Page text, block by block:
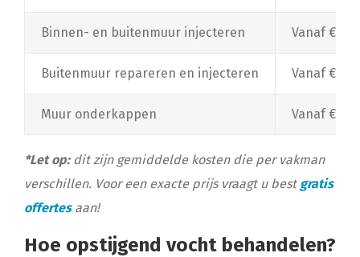
Binnen- en buitenmuur injecteren Vanaf
Buitenmuur repareren en injecteren Vanaf
Muur onderkappen Vanaf
*Let op:dit zijn gemiddelde kosten die per vakman
verschillen. Voor een exacte prijs vraagt u best gratis
offertesaan!
Hoe opstijgend vocht behandelen?